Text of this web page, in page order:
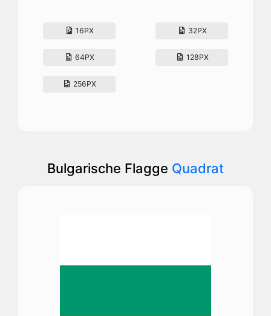
16PX 32PX
64PX 128PX
256PX
Bulgarische Flagge Quadrat